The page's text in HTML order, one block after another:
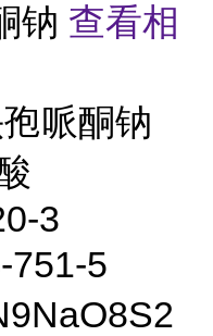
钠 查看相
哌酮钠
3
751-5